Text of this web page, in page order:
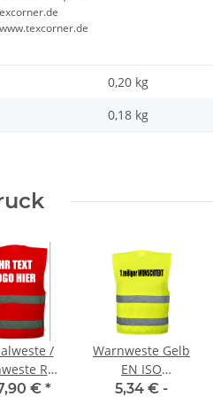
0,20 kg
0,18 kg
/
Rot
inkl
€ *
Warnweste Gelb
EN ISO
20471:2013 mit
5,34 € -
/
inkl.
YOKO